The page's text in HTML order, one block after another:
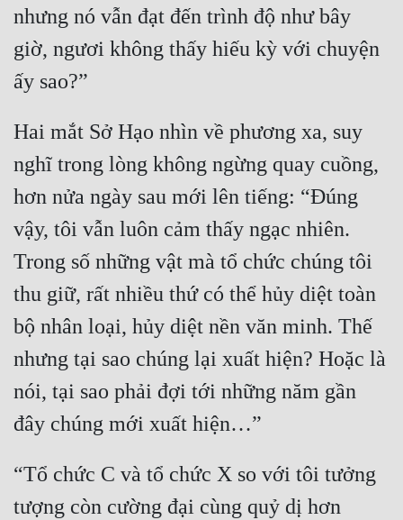
nhưng nó vẫn đạt đến trình độ như bây
giờ, ngươi không thấy hiếu kỳ với chuyện
Hai mắt Sở Hạo nhìn về phương xa, suy
nghĩ trong lòng không ngừng quay cuồng,
hơn nửa ngày sau mới lên tiếng: “Đúng
vậy, tôi vẫn luôn cảm thấy ngạc nhiên.
Trong số những vật mà tổ chức chúng tôi
thu giữ, rất nhiều thứ có thể hủy diệt toàn
bộ nhân loại, hủy diệt nền văn minh. Thế
nhưng tại sao chúng lại xuất hiện? Hoặc là
nói, tại sao phải đợi tới những năm gần
“Tổ chức C và tổ chức X so với tôi tưởng
tượng còn cường đại cùng quỷ dị hơn